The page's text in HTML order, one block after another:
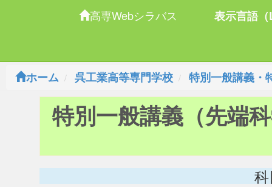
高専Webシラバス 表示言語
ホーム 呉工業高等専門学校 特別一般講義・
特別一般講義（先端